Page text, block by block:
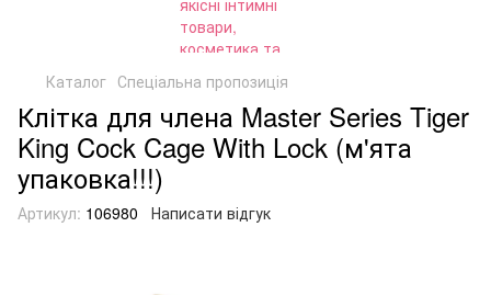
Каталог Спеціальна пропозиція
Клітка для члена Master Series Tiger
King Cock Cage With Lock (м'ята
упаковка!!!)
Артикул: 106980 Написати відгук